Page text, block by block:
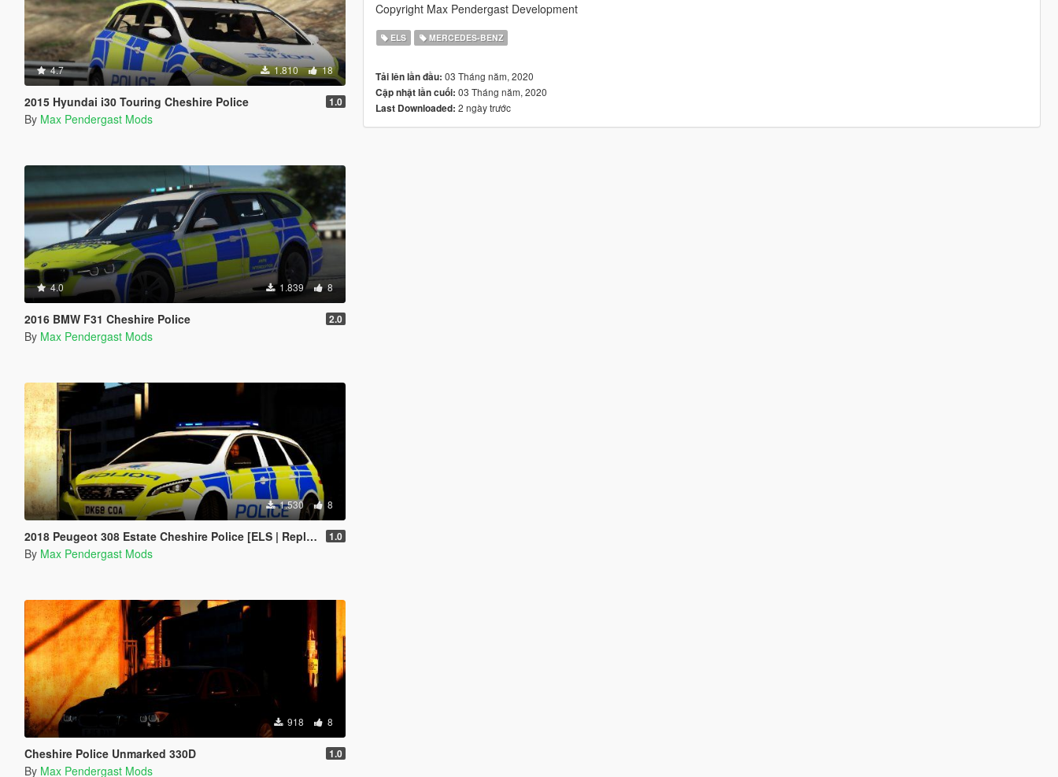
4.7 1.810 18
2015 Hyundai i30 Touring Cheshire Police 1.0
By Max Pendergast Mods
4.0 1.839 8
2016 BMW F31 Cheshire Police 2.0
By Max Pendergast Mods
1.530 8
2018 Peugeot 308 Estate Cheshire Police [ELS | Replace] 1.0
By Max Pendergast Mods
918 8
Cheshire Police Unmarked 330D 1.0
By Max Pendergast Mods
Copyright Max Pendergast Development
ELS MERCEDES-BENZ
Tải lên lần đầu: 03 Tháng năm, 2020
Cập nhật lần cuối: 03 Tháng năm, 2020
Last Downloaded: 2 ngày trước